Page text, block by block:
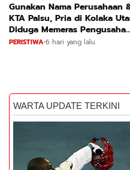
Gunakan Nama Perusahaan
KTA Palsu, Pria di Kolaka
Diduga Memeras Pengusaha
Tambang dan Minyak
PERISTIWA•6 hari yang lalu